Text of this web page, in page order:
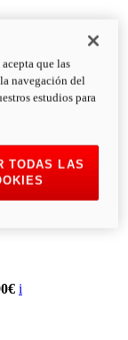
i
que las
navegación del
estudios para
TODAS LAS